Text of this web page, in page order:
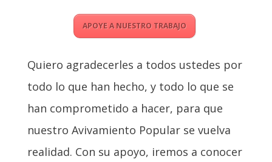
APOYE A NUESTRO TRABAJO
Quiero agradecerles a todos ustedes por
todo lo que han hecho, y todo lo que se
han comprometido a hacer, para que
nuestro Avivamiento Popular se vuelva
realidad. Con su apoyo, iremos a conocer